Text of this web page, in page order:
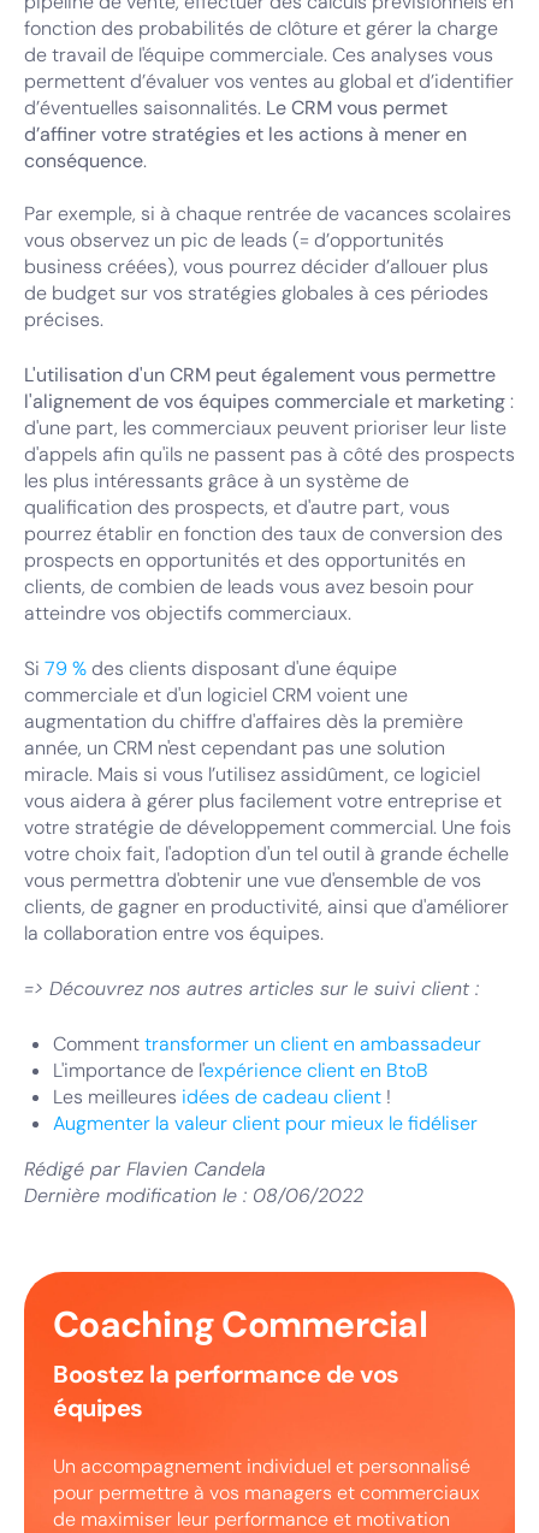
fonction des probabilités de clôture et gérer la charge
de travail de l'équipe commerciale. Ces analyses vous
permettent d’évaluer vos ventes au global et d’identifier
d’éventuelles saisonnalités. Le CRM vous permet
d’affiner votre stratégies et les actions à mener en
conséquence.
Par exemple, si à chaque rentrée de vacances scolaires
vous observez un pic de leads (= d’opportunités
business créées), vous pourrez décider d’allouer plus
de budget sur vos stratégies globales à ces périodes
précises.
L'utilisation d'un CRM peut également vous permettre
l'alignement de vos équipes commerciale et marketing:
d'une part, les commerciaux peuvent prioriser leur liste
d'appels afin qu'ils ne passent pas à côté des prospects
les plus intéressants grâce à un système de
qualification des prospects, et d'autre part, vous
pourrez établir en fonction des taux de conversion des
prospects en opportunités et des opportunités en
clients, de combien de leads vous avez besoin pour
atteindre vos objectifs commerciaux.
Si 79 %des clients disposant d'une équipe
commerciale et d'un logiciel CRM voient une
augmentation du chiffre d'affaires dès la première
année, un CRM n'est cependant pas une solution
miracle. Mais si vous l’utilisez assidûment, ce logiciel
vous aidera à gérer plus facilement votre entreprise et
votre stratégie de développement commercial. Une fois
votre choix fait, l'adoption d'un tel outil à grande échelle
vous permettra d'obtenir une vue d'ensemble de vos
clients, de gagner en productivité, ainsi que d'améliorer
la collaboration entre vos équipes.
=> Découvrez nos autres articles sur le suivi client :
Commenttransformer un client en ambassadeur
L'importance de l'expérience client en BtoB
Les meilleures idées de cadeau client !
Augmenter la valeur client pour mieux le fidéliser
Rédigé par Flavien Candela
Dernière modification le : 08/06/2022
Coaching Commercial
Boostez la performance de vos
équipes
Un accompagnement individuel et personnalisé
pour permettre à vos managers et commerciaux
de maximiser leur performance et motivation